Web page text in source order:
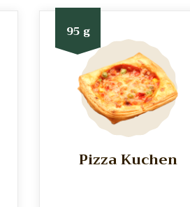
95 g
Pizza Kuchen